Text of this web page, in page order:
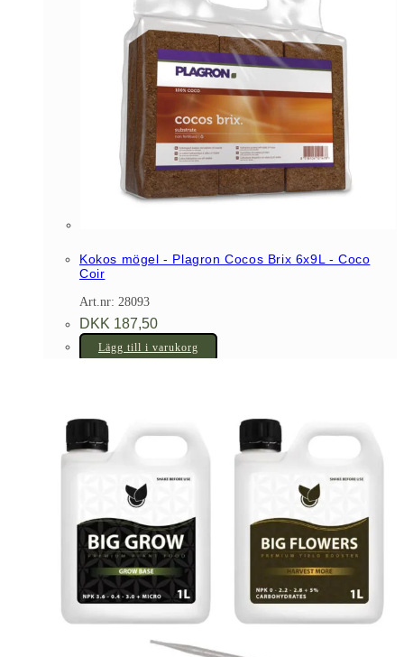
Kokos mögel - Plagron Cocos Brix 6x9L - Coco
Coir
Art.nr: 28093
DKK 187,50
Lägg till i varukorg